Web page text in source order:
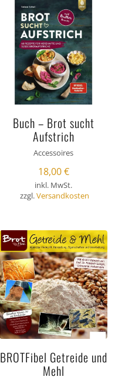
Buch – Brot sucht
Aufstrich
Accessoires
18,00€
inkl. MwSt.
zzgl.Versandkosten
BROTFibel Getreide und
Mehl